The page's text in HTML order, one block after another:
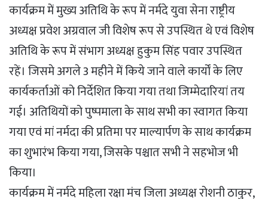
कार्यक्रम में मुख्य अतिथि के रूप में नर्मदे युवा सेना राष्ट्रीय
अध्यक्ष प्रवेश अग्रवाल जी विशेष रूप से उपस्थित थे एवं विशेष
अतिथि के रूप में संभाग अध्यक्ष हुकुम सिंह पवार उपस्थित
रहें। जिसमे अगले 3 महीने में किये जाने वाले कार्यों के लिए
कार्यकर्ताओं को निर्देशित किया गया तथा जिम्मेदारियां तय
गई। अतिथियों को पुष्पमाला के साथ सभी का स्वागत किया
गया एवं मां नर्मदा की प्रतिमा पर माल्यार्पण के साथ कार्यक्रम
का शुभारंभ किया गया, जिसके पश्चात सभी ने सहभोज भी
किया।
कार्यक्रम में नर्मदे महिला रक्षा मंच जिला अध्यक्ष रोशनी ठाकुर,